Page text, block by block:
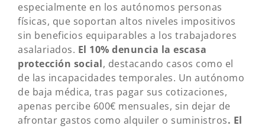
especialmente en los autónomos personas
físicas, que soportan altos niveles impositivos
sin beneficios equiparables a los trabajadores
asalariados. El 10% denuncia la escasa
protección social, destacando casos como el
de las incapacidades temporales. Un autónomo
de baja médica, tras pagar sus cotizaciones,
apenas percibe 600€ mensuales, sin dejar de
afrontar gastos como alquiler o suministros. El